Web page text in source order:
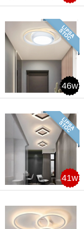
46w
41w